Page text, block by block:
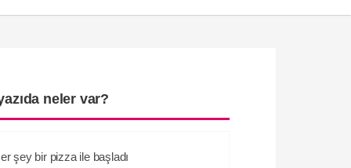
neler var?
şey bir pizza ile başladı